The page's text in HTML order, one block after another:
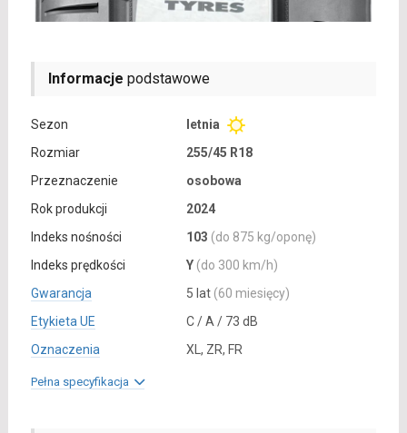
Informacje podstawowe
Sezon
letnia
Rozmiar
255/45 R18
Przeznaczenie
osobowa
Rok produkcji
2024
Indeks nośności
103 (do 875 kg/oponę)
Indeks prędkości
Y (do 300 km/h)
Gwarancja
5 lat (60 miesięcy)
Etykieta UE
C / A / 73 dB
Oznaczenia
XL, ZR, FR
Pełna specyfikacja